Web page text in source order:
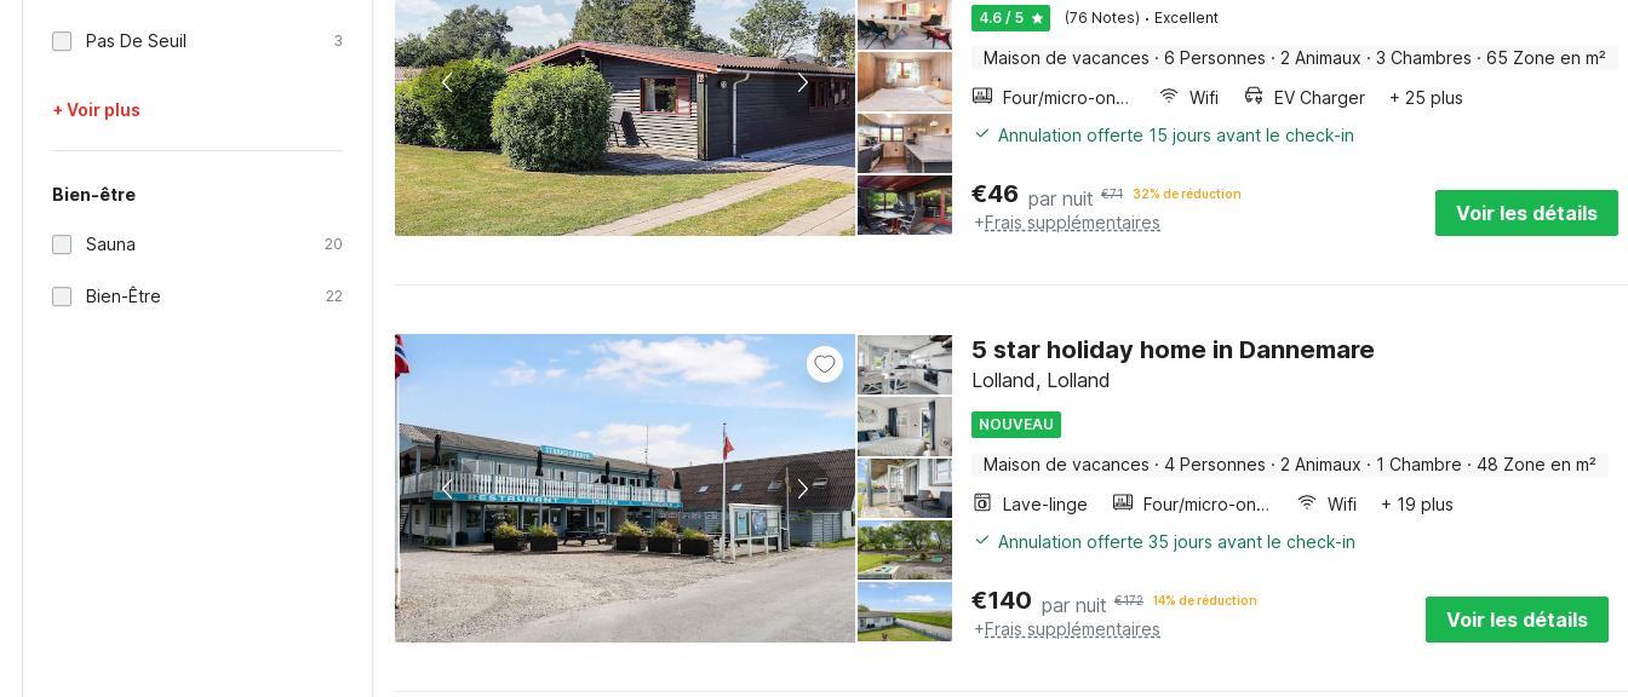
Pas De Seuil 3
+ Voir plus
Bien-être
Sauna 20
Bien-Être 22
4.6 / 5 (76 Notes) · Excellent
Maison de vacances · 6 Personnes · 2 Animaux · 3 Chambres · 65 Zone en m²
Four/micro-onde combinés
Wifi EV Charger
+ 25 plus
Annulation offerte 15 jours avant le check-in
€46 par nuit €71 32% de réduction
+Frais supplémentaires Voir les détails
5 star holiday home in Dannemare
Lolland, Lolland
NOUVEAU
Maison de vacances · 4 Personnes · 2 Animaux · 1 Chambre · 48 Zone en m²
Lave-linge
Four/micro-onde combinés Wifi
+ 19 plus
Annulation offerte 35 jours avant le check-in
€140 par nuit €172 14% de réduction
+Frais supplémentaires Voir les détails